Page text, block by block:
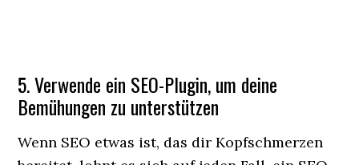
5. Verwende ein SEO-Plugin, um deine
Bemühungen zu unterstützen
Wenn SEO etwas ist, das dir Kopfschmerzen